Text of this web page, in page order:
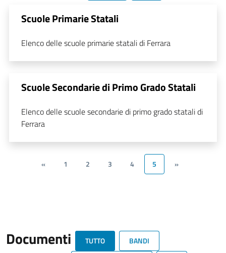
Scuole Primarie Statali
Elenco delle scuole primarie statali di Ferrara
Scuole Secondarie di Primo Grado Statali
Elenco delle scuole secondarie di primo grado statali di
Ferrara
« 1 2 3 4 5 »
Documenti TUTTO
BANDI